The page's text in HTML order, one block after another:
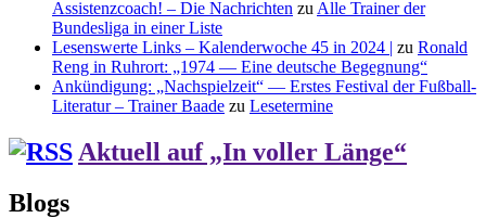
Assistenzcoach! – Die Nachrichten zu Alle Trainer der
Bundesliga in einer Liste
Lesenswerte Links – Kalenderwoche 45 in 2024 | zu Ronald
Reng in Ruhrort: „1974 — Eine deutsche Begegnung“
Ankündigung: „Nachspielzeit“ — Erstes Festival der Fußball-
Literatur – Trainer Baade zu Lesetermine
Aktuell auf „In voller Länge“
Blogs